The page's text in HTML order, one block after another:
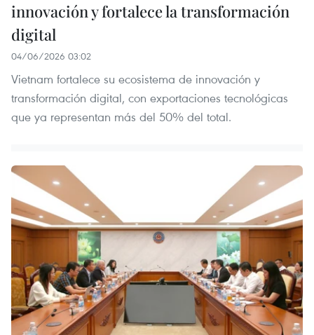
innovación y fortalece la transformación
digital
04/06/2026 03:02
Vietnam fortalece su ecosistema de innovación y
transformación digital, con exportaciones tecnológicas
que ya representan más del 50% del total.